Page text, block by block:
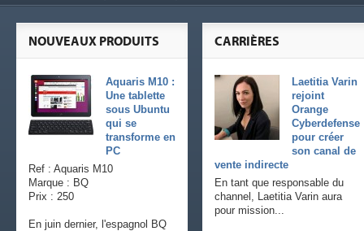
CARRIÈRES
Laetitia Varin
rejoint
Orange
Cyberdefense
pour créer
son canal de
vente indirecte
En tant que responsable du
channel, Laetitia Varin aura
pour mission...
NOUVEAUX PRODUITS
Aquaris M10 :
Une tablette
sous Ubuntu
qui se
transforme en
PC
Ref : Aquaris M10
Marque : BQ
Prix : 250
En juin dernier, l'espagnol BQ